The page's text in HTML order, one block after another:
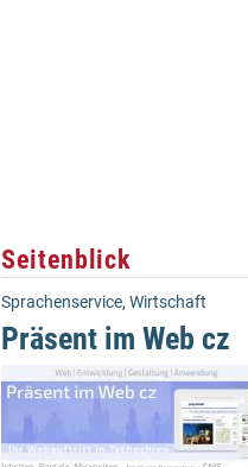
Seitenblick
Sprachenservice, Wirtschaft
Präsent im Web cz